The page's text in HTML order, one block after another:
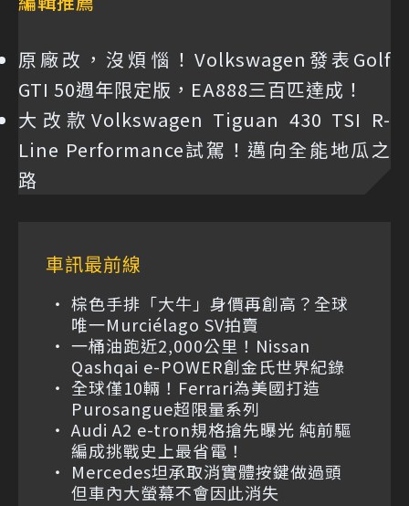
原廠改，沒煩惱！Volkswagen發表Golf
GTI 50週年限定版，EA888三百匹達成！
大改款Volkswagen Tiguan 430 TSI R-
Line Performance試駕！邁向全能地瓜之
路
車訊最前線
棕色手排「大牛」身價再創高？全球
唯一Murciélago SV拍賣
一桶油跑近2,000公里！Nissan
Qashqai e-POWER創金氏世界紀錄
全球僅10輛！Ferrari為美國打造
Purosangue超限量系列
Audi A2 e-tron規格搶先曝光 純前驅
編成挑戰史上最省電！
Mercedes坦承取消實體按鍵做過頭
但車內大螢幕不會因此消失